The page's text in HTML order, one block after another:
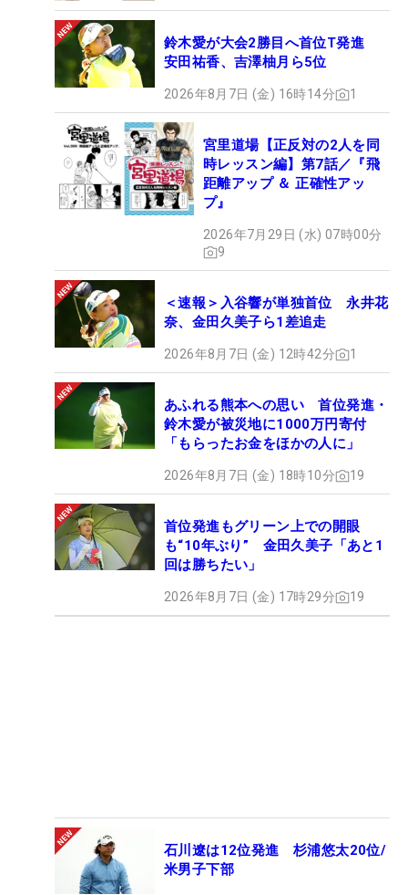
鈴木愛が大会2勝目へ首位T発進
安田祐香、吉澤柚月ら5位
2026年8月7日 (金) 16時14分 1
宮里道場【正反対の2人を同
時レッスン編】第7話／『飛
距離アップ ＆ 正確性アッ
プ』
2026年7月29日 (水) 07時00分
9
＜速報＞入谷響が単独首位 永井花
奈、金田久美子ら1差追走
2026年8月7日 (金) 12時42分 1
あふれる熊本への思い 首位発進・
鈴木愛が被災地に1000万円寄付
「もらったお金をほかの人に」
2026年8月7日 (金) 18時10分 19
首位発進もグリーン上での開眼
も“10年ぶり” 金田久美子「あと1
回は勝ちたい」
2026年8月7日 (金) 17時29分 19
石川遼は12位発進 杉浦悠太20位/
米男子下部